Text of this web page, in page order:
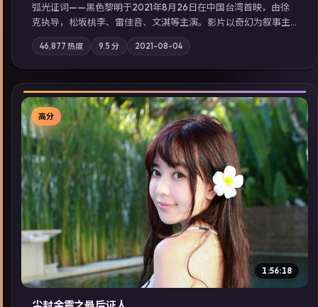
弧光证词——黑色黎明于2021年8月26日在中国台湾首映，由徐
克执导，松坂桃李、雷佳音、文淇等主演。影片以奇幻为叙事主
轴，边境小镇的平静被一封匿名信彻底打破；摄影与配乐强化地
域气质；站内亦可通过「国产免费观看高清电视剧在线看」延展
检索同类型高分佳作，畅享高清在线追剧体验。
46,877 热度 9.5 分 2021-08-04
▶
高分
1:56:18